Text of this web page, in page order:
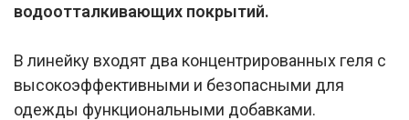
водоотталкивающих покрытий.
В линейку входят два концентрированных геля с
высокоэффективными и безопасными для
одежды функциональными добавками.